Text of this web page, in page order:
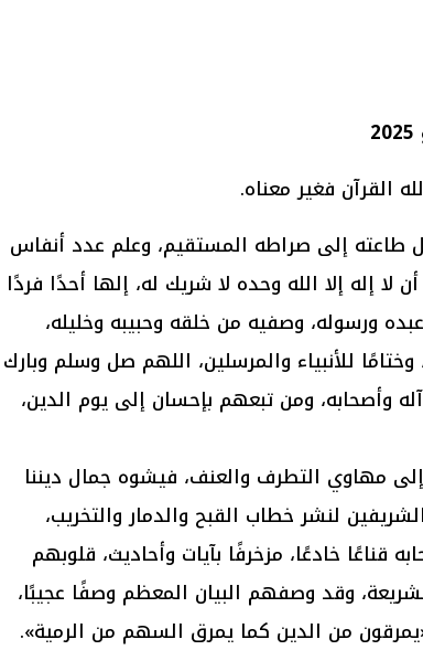
القرآن فغير معناه.
طاعته إلى صراطه المستقيم، وعلم عدد أنفاس
لا إله إلا الله وحده لا شريك له، إلها أحدًا فردًا
ورسوله، وصفيه من خلقه وحبيبه وخليله،
للأنبياء والمرسلين، اللهم صل وسلم وبارك
وأصحابه، ومن تبعهم بإحسان إلى يوم الدين،
مهاوي التطرف والعنف، فيشوه جمال ديننا
لنشر خطاب القبح والدمار والتخريب،
قناعًا خادعًا، مزخرفًا بآيات وأحاديث، قلوبهم
وقد وصفهم البيان المعظم وصفًا عجيبًا،
من الدين كما يمرق السهم من الرمية».